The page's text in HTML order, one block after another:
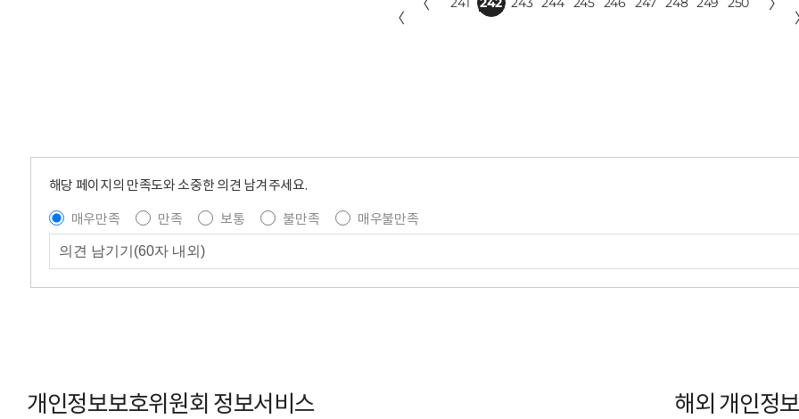
〈
〈 〉
해당 페이지의 만족도와 소중한 의견 남겨주세요.
매우만족
만족 보통 불만족
매우불만족
개인정보보호위원회 정보서비스 해외 개인정